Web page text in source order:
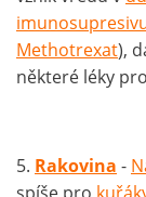
Methotrexat),
některé léky
5. Rakovina -